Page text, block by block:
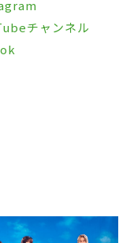
チャンネル